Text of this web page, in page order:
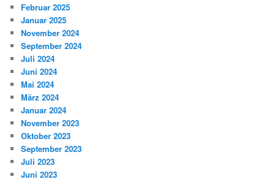
Februar 2025
Januar 2025
November 2024
September 2024
Juli 2024
Juni 2024
Mai 2024
März 2024
Januar 2024
November 2023
Oktober 2023
September 2023
Juli 2023
Juni 2023